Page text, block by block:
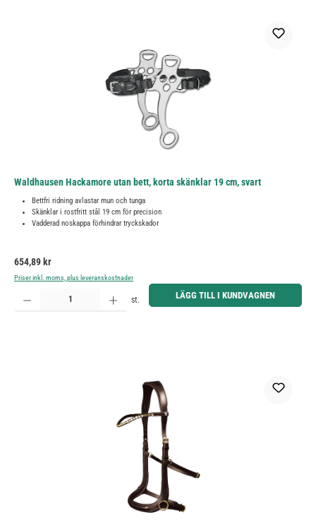
Waldhausen Hackamore utan bett, korta skänklar 19 cm, svart
Bettfri ridning avlastar mun och tunga
Skänklar i rostfritt stål 19 cm för precision
Vadderad noskappa förhindrar tryckskador
Ordinarie pris:
654,89 kr
Priser inkl. moms, plus leveranskostnader
Produktkvantitet: Ange önskat belopp eller använd knapparna för att öka eller minska kvantiteten.
st. LÄGG TILL I KUNDVAGNEN